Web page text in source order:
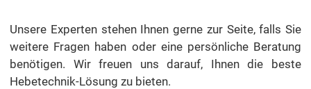
Unsere Experten stehen Ihnen gerne zur Seite, falls Sie
weitere Fragen haben oder eine persönliche Beratung
benötigen. Wir freuen uns darauf, Ihnen die beste
Hebetechnik-Lösung zu bieten.